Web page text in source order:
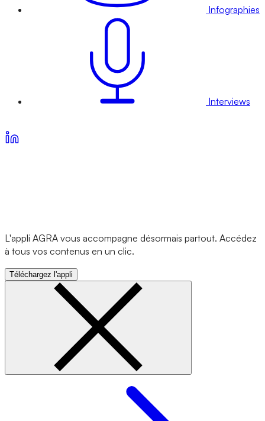
Infographies
Interviews
L'appli AGRA vous accompagne désormais partout. Accédez
à tous vos contenus en un clic.
Téléchargez l'appli